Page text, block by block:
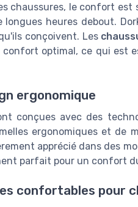
chaussures, le confort
longues heures debout.
conçoivent. Les
confort optimal, ce qui est
ergonomique
conçues avec des
ergonomiques et de
apprécié dans des
parfait pour un confort
confortables pour